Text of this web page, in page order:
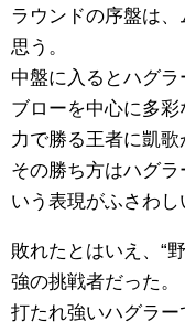
ラウンドの序盤は
思う。
中盤に入るとハグ
ブローを中心に多
力で勝る王者に凱歌
その勝ち方はハグラ
いう表現がふさわし
敗れたとはいえ、“
強の挑戦者だった。
打たれ強いハグラ